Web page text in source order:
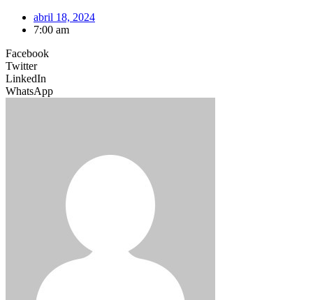
abril 18, 2024
7:00 am
Facebook
Twitter
LinkedIn
WhatsApp